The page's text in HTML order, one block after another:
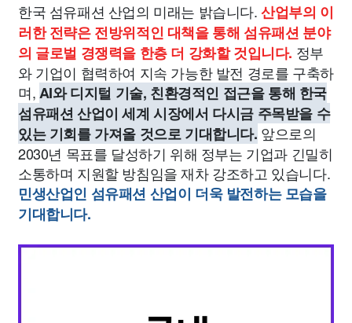
한국 섬유패션 산업의 미래는 밝습니다.산업부의 이
러한 전략은 전방위적인 대책을 통해 섬유패션 분야
의 글로벌 경쟁력을 한층 더 강화할 것입니다. 정부
와 기업이 협력하여 지속 가능한 발전 경로를 구축하
며,AI와 디지털 기술, 친환경적인 접근을 통해 한국
섬유패션 산업이 세계 시장에서 다시금 주목받을 수
있는 기회를 가져올 것으로 기대합니다. 앞으로의
2030년 목표를 달성하기 위해 정부는 기업과 긴밀히
소통하며 지원할 방침임을 재차 강조하고 있습니다.
민생산업인 섬유패션 산업이 더욱 발전하는 모습을
기대합니다.